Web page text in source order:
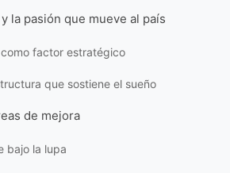
la pasión que mueve al país
factor estratégico
que sostiene el sueño
de mejora
bajo la lupa